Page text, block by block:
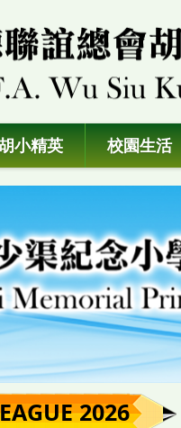
小精英 校園生活
2026